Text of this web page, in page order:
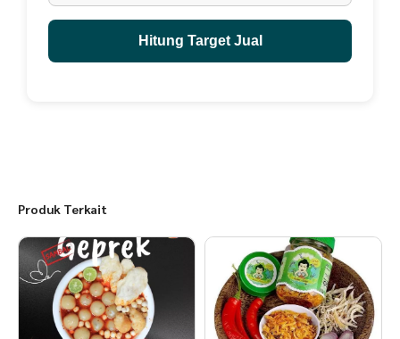
Hitung Target Jual
Produk Terkait